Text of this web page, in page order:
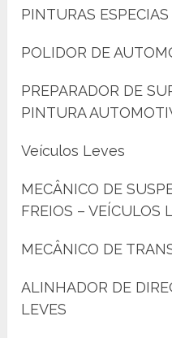
PINTURAS ESPECIAS
POLIDOR DE
PREPARADOR DE
PINTURA
Veículos Leves
MECÂNICO DE
FREIOS – VEÍCULOS
MECÂNICO DE
ALINHADOR DE
LEVES